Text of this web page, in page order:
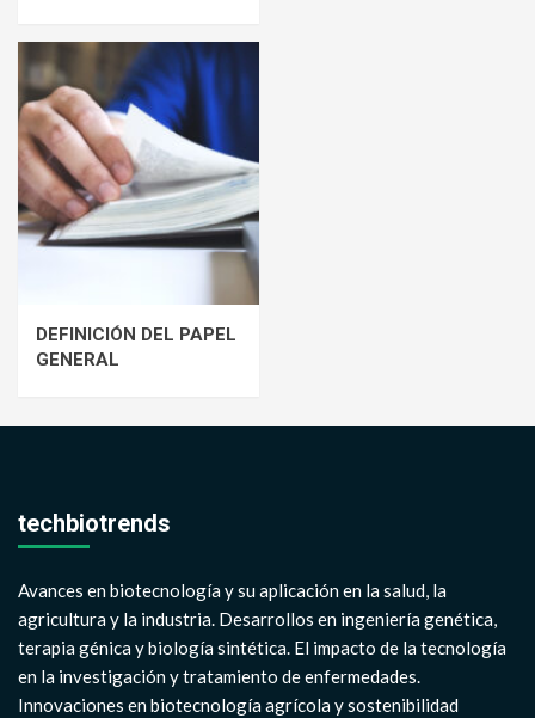
DEFINICIÓN DEL PAPEL
GENERAL
techbiotrends
Avances en biotecnología y su aplicación en la salud, la
agricultura y la industria. Desarrollos en ingeniería genética,
terapia génica y biología sintética. El impacto de la tecnología
en la investigación y tratamiento de enfermedades.
Innovaciones en biotecnología agrícola y sostenibilidad